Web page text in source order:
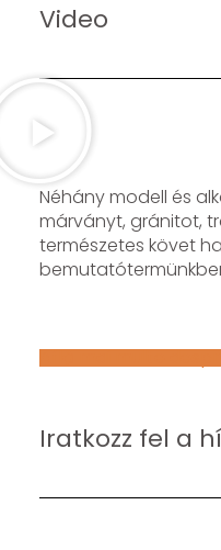
Video
Néhány modell és
márványt, gránitot,
természetes követ
Află mai multe
Iratkozz fel a